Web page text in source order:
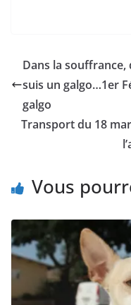
Dans la souffrance,
suis un galgo…1er
galgo
Transport du 18
Vous